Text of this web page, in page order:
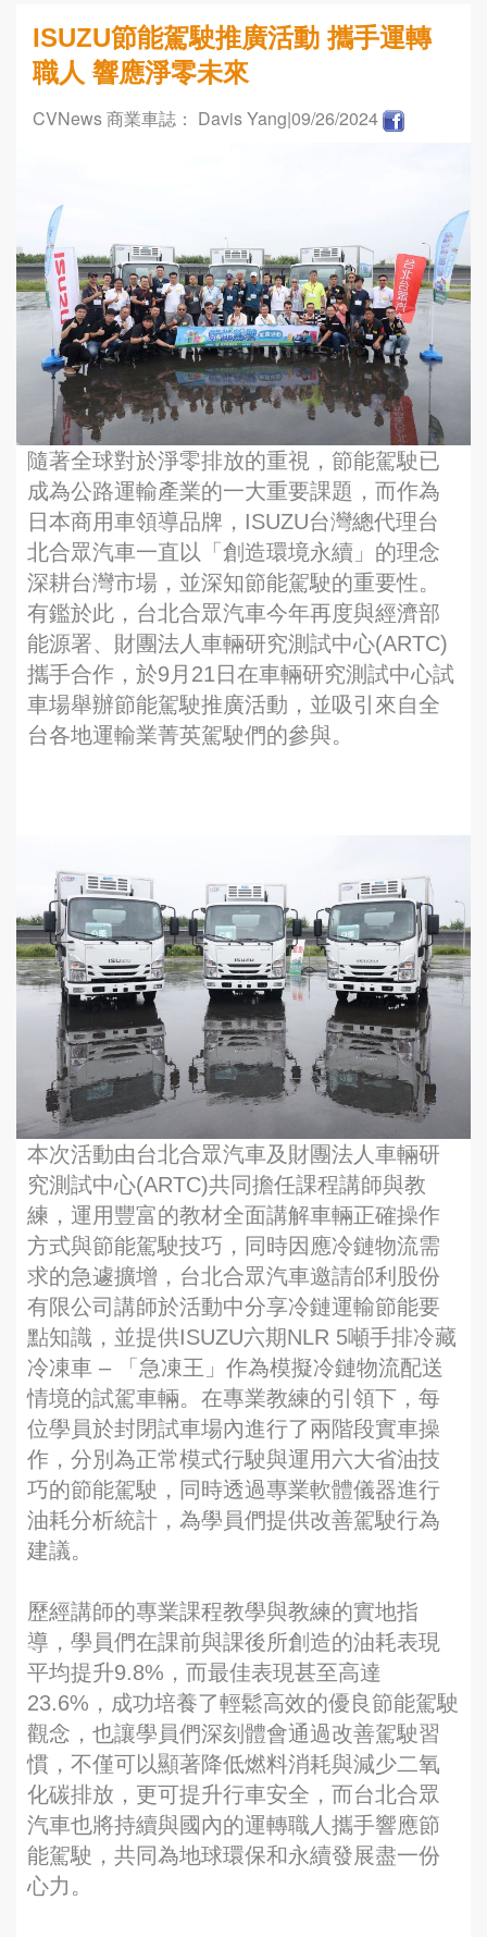
ISUZU節能駕駛推廣活動 攜手運轉
職人 響應淨零未來
CVNews 商業車誌： Davis Yang|09/26/2024
隨著全球對於淨零排放的重視，節能駕駛已
成為公路運輸產業的一大重要課題，而作為
日本商用車領導品牌，ISUZU台灣總代理台
北合眾汽車一直以「創造環境永續」的理念
深耕台灣市場，並深知節能駕駛的重要性。
有鑑於此，台北合眾汽車今年再度與經濟部
能源署、財團法人車輛研究測試中心(ARTC)
攜手合作，於9月21日在車輛研究測試中心試
車場舉辦節能駕駛推廣活動，並吸引來自全
台各地運輸業菁英駕駛們的參與。
本次活動由台北合眾汽車及財團法人車輛研
究測試中心(ARTC)共同擔任課程講師與教
練，運用豐富的教材全面講解車輛正確操作
方式與節能駕駛技巧，同時因應冷鏈物流需
求的急遽擴增，台北合眾汽車邀請邰利股份
有限公司講師於活動中分享冷鏈運輸節能要
點知識，並提供ISUZU六期NLR 5噸手排冷藏
冷凍車 – 「急凍王」作為模擬冷鏈物流配送
情境的試駕車輛。在專業教練的引領下，每
位學員於封閉試車場內進行了兩階段實車操
作，分別為正常模式行駛與運用六大省油技
巧的節能駕駛，同時透過專業軟體儀器進行
油耗分析統計，為學員們提供改善駕駛行為
建議。
歷經講師的專業課程教學與教練的實地指
導，學員們在課前與課後所創造的油耗表現
平均提升9.8%，而最佳表現甚至高達
23.6%，成功培養了輕鬆高效的優良節能駕駛
觀念，也讓學員們深刻體會通過改善駕駛習
慣，不僅可以顯著降低燃料消耗與減少二氧
化碳排放，更可提升行車安全，而台北合眾
汽車也將持續與國內的運轉職人攜手響應節
能駕駛，共同為地球環保和永續發展盡一份
心力。